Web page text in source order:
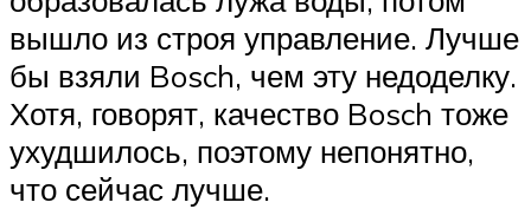
вышло из строя управление. Лучше
бы взяли Bosch, чем эту недоделку.
Хотя, говорят, качество Bosch тоже
ухудшилось, поэтому непонятно,
что сейчас лучше.